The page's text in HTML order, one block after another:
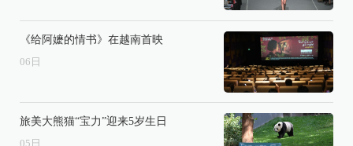
《给阿嬷的情书》在越南首映
06 日
旅美大熊猫“宝力”迎来5岁生日